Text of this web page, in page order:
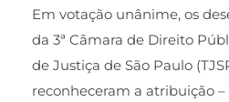
Em votação unânime, os
da 3ª Câmara de Direito
de Justiça de São Paulo
reconheceram a atribuição